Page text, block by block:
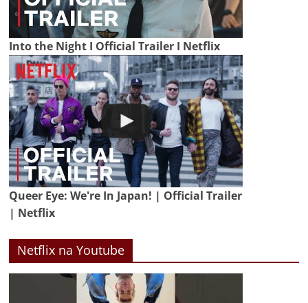
Into the Night I Official Trailer I Netflix
Queer Eye: We're In Japan! | Official Trailer
| Netflix
Netflix na Youtube